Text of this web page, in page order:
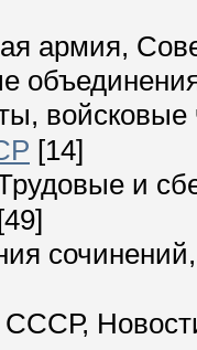
армия,
войсковые
[14]
и